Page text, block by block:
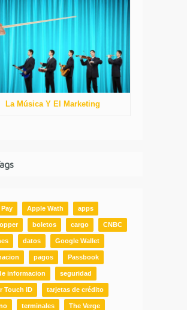
La Música Y El Marketing
Apple Wath apps
boletos cargo CNBC
datos Google Wallet
pagos Passbook
informacion seguridad
Touch ID tarjetas de crédito
terminales The Verge